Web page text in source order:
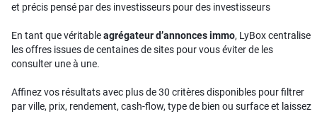
et précis pensé par des investisseurs pour des investisseurs
En tant que véritableagrégateur d’annonces immo, LyBox centralise
les offres issues de centaines de sites pour vous éviter de les
consulter une à une.
Affinez vos résultats avec plus de 30 critères disponibles pour filtrer
par ville, prix, rendement, cash-flow, type de bien ou surface et laissez